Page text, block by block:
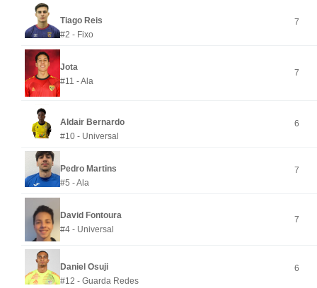
Tiago Reis
#2 - Fixo
7
Jota
#11 - Ala
7
Aldair Bernardo
#10 - Universal
6
Pedro Martins
#5 - Ala
7
David Fontoura
#4 - Universal
7
Daniel Osuji
#12 - Guarda Redes
6